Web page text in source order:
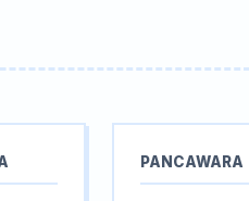
PANCAWARA